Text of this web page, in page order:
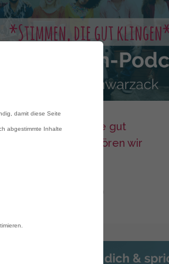
013: Stimmen, die gut
klingen – Wann hören wir
damit diese Seite
abgestimmte Inhalte